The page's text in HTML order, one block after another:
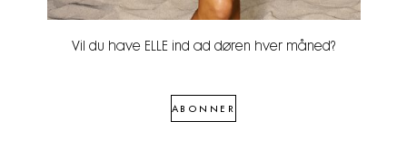
Vil du have ELLE ind ad døren hver måned?
ABONNER